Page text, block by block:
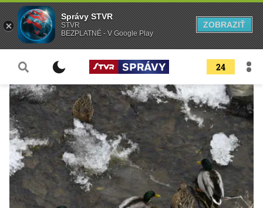
24
Správy STVR
STVR
BEZPLATNÉ - V Google Play
ZOBRAZIŤ